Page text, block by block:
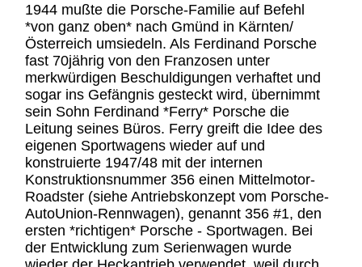
1944 mußte die Porsche-Familie auf Befehl
*von ganz oben* nach Gmünd in Kärnten/
Österreich umsiedeln. Als Ferdinand Porsche
fast 70jährig von den Franzosen unter
merkwürdigen Beschuldigungen verhaftet und
sogar ins Gefängnis gesteckt wird, übernimmt
sein Sohn Ferdinand *Ferry* Porsche die
Leitung seines Büros. Ferry greift die Idee des
eigenen Sportwagens wieder auf und
konstruierte 1947/48 mit der internen
Konstruktionsnummer 356 einen Mittelmotor-
Roadster (siehe Antriebskonzept vom Porsche-
AutoUnion-Rennwagen), genannt 356 #1, den
ersten *richtigen* Porsche - Sportwagen. Bei
der Entwicklung zum Serienwagen wurde